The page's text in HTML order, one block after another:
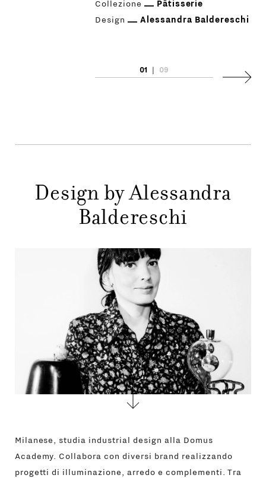
MENU
PRINCIPALE
PRODOTTI
STORE
CONTATTI
Collezione
Pâtisserie
Design
Alessandra Baldereschi
01 | 09
Design by Alessandra
Baldereschi
Milanese, studia industrial design alla Domus
Academy. Collabora con diversi brand realizzando
progetti di illuminazione, arredo e complementi. Tra